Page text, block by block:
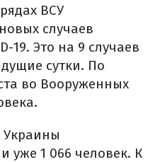
ВСУ
случаев
19. Это на 9 случаев
сутки. По
во Вооруженных
Украины
уже 1 066 человек. К